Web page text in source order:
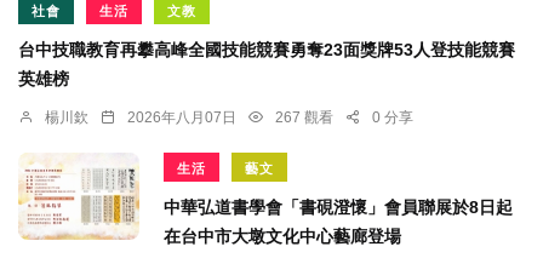
社會 生活 文教
台中技職教育再攀高峰全國技能競賽勇奪23面獎牌53人登技能競賽
英雄榜
楊川欽 2026年八月07日 267 觀看 0 分享
生活 藝文
中華弘道書學會「書硯澄懷」會員聯展於8日起
在台中市大墩文化中心藝廊登場